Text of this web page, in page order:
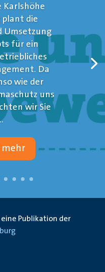
Karlshöhe
plant die
Umsetzung
für ein
Da
wie der
uns
wir Sie
mehr
Publikation der